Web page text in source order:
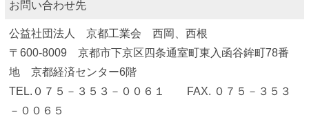
お問い合わせ先
公益社団法人 京都工業会 西岡、西根
〒600-8009 京都市下京区四条通室町東入函谷鉾町78番
地 京都経済センター6階
TEL.０７５－３５３－００６１ FAX. ０７５－３５３
－００６５